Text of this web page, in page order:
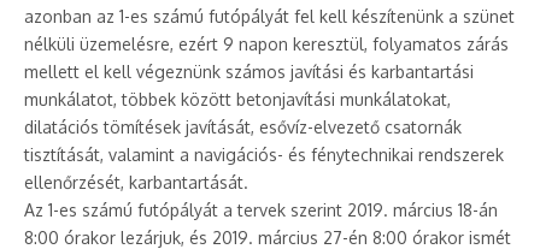
azonban az 1-es számú futópályát fel kell készítenünk a szünet
nélküli üzemelésre, ezért 9 napon keresztül, folyamatos zárás
mellett el kell végeznünk számos javítási és karbantartási
munkálatot, többek között betonjavítási munkálatokat,
dilatációs tömítések javítását, esővíz-elvezető csatornák
tisztítását, valamint a navigációs- és fénytechnikai rendszerek
ellenőrzését, karbantartását.
Az 1-es számú futópályát a tervek szerint 2019. március 18-án
8:00 órakor lezárjuk, és 2019. március 27-én 8:00 órakor ismét